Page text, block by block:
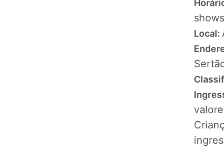
Local: